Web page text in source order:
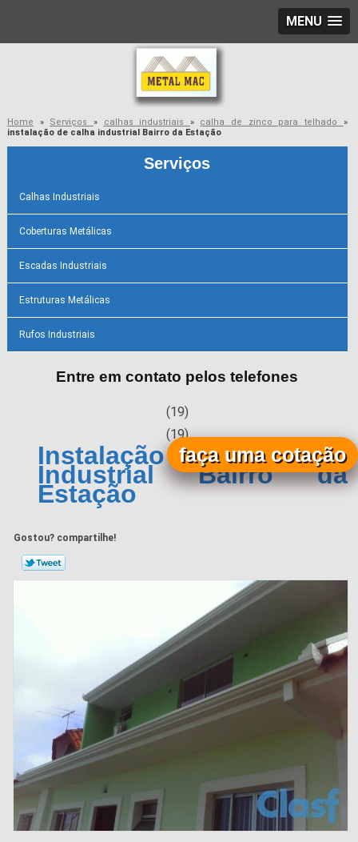
MENU
Home » Serviços » calhas industriais » calha de zinco para telhado »
instalação de calha industrial Bairro da Estação
Serviços
Calhas Industriais
Coberturas Metálicas
Escadas Industriais
Estruturas Metálicas
Rufos Industriais
Entre em contato pelos telefones
(19)
(19)
Instalação de Calha
Industrial Bairro da
Estação
Gostou? compartilhe!
faça uma cotação